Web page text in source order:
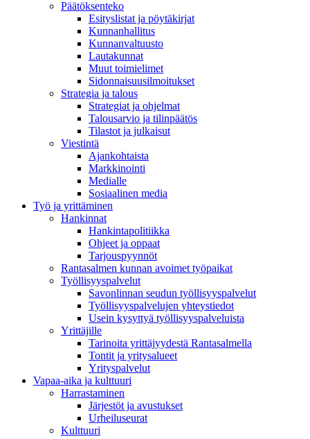
Päätöksenteko
Esityslistat ja pöytäkirjat
Kunnanhallitus
Kunnanvaltuusto
Lautakunnat
Muut toimielimet
Sidonnaisuusilmoitukset
Strategia ja talous
Strategiat ja ohjelmat
Talousarvio ja tilinpäätös
Tilastot ja julkaisut
Viestintä
Ajankohtaista
Markkinointi
Medialle
Sosiaalinen media
Työ ja yrittäminen
Hankinnat
Hankintapolitiikka
Ohjeet ja oppaat
Tarjouspyynnöt
Rantasalmen kunnan avoimet työpaikat
Työllisyyspalvelut
Savonlinnan seudun työllisyyspalvelut
Työllisyyspalvelujen yhteystiedot
Usein kysyttyä työllisyyspalveluista
Yrittäjille
Tarinoita yrittäjyydestä Rantasalmella
Tontit ja yritysalueet
Yrityspalvelut
Vapaa-aika ja kulttuuri
Harrastaminen
Järjestöt ja avustukset
Urheiluseurat
Kulttuuri